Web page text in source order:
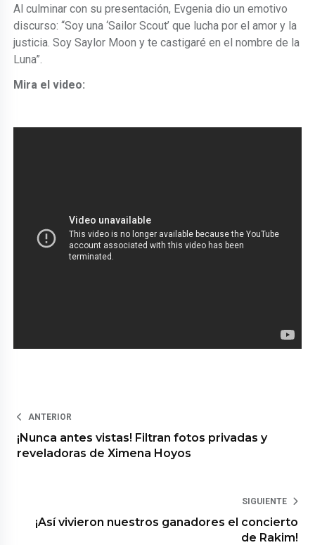
Al culminar con su presentación, Evgenia dio un emotivo
discurso: “Soy una ‘Sailor Scout’ que lucha por el amor y la
justicia. Soy Saylor Moon y te castigaré en el nombre de la
Luna”.
Mira el video:
ANTERIOR
¡Nunca antes vistas! Filtran fotos privadas y
reveladoras de Ximena Hoyos
SIGUIENTE
¡Así vivieron nuestros ganadores el concierto
de Rakim!